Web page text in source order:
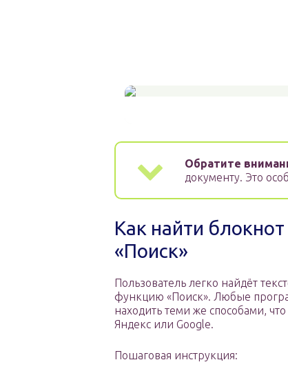
Обратите
документу. Это
Как найти
«Поиск»
Пользователь легко найдёт
функцию «Поиск». Любые
находить теми же способами,
Яндекс или Google.
Пошаговая инструкция: